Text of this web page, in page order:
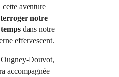
cette aventure
notre
dans notre
effervescent.
Douvot,
accompagnée